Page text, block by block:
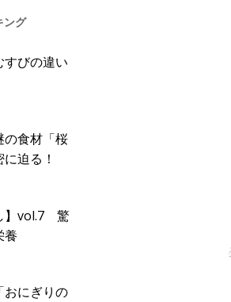
ング
すびの違い
の食材「桜
迫る！
】vol.7 驚
養
おにぎりの